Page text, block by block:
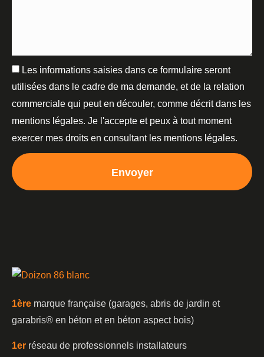
Les informations saisies dans ce formulaire seront
utilisées dans le cadre de ma demande, et de la relation
commerciale qui peut en découler, comme décrit dans les
mentions légales. Je l'accepte et peux à tout moment
exercer mes droits en consultant les mentions légales.
Envoyer
1ère marque française (garages, abris de jardin et
garabris®️ en béton et en béton aspect bois)
1er réseau de professionnels installateurs